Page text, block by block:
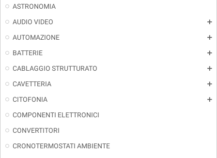
ASTRONOMIA
AUDIO VIDEO
add
AUTOMAZIONE add
BATTERIE add
CABLAGGIO STRUTTURATO add
CAVETTERIA add
CITOFONIA add
COMPONENTI ELETTRONICI
CONVERTITORI
CRONOTERMOSTATI AMBIENTE